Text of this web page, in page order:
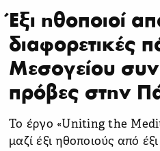
Έξι ηθοποιοί
διαφορετικές
Μεσογείου
πρόβες στην
Το έργο «Uniting the
μαζί έξι ηθοποιούς από